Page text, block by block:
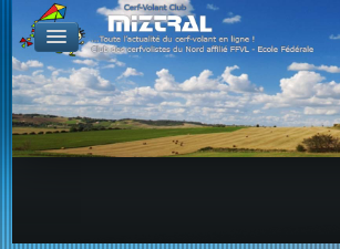
De par le monde
GALERIES
Galerie Photo
Galerie KAP
Galerie Vidéo
Proposer un lien sur votre site Web